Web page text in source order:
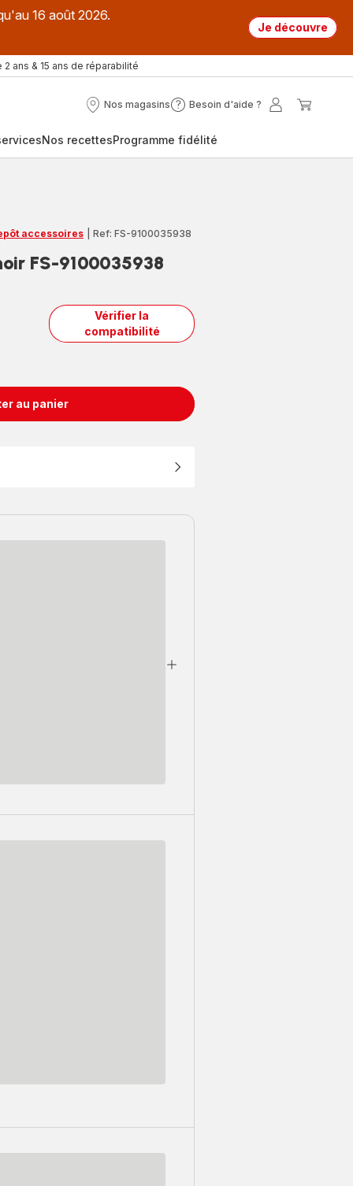
16 août 2026.
Je découvre
2 ans & 15 ans de réparabilité
Nos magasins
Nos
Besoin d'aide ?
Besoin
?
Mon
Nos recettesProgramme fidélité
accessoires Ref: FS-9100035938
FS-9100035938
Vérifier la
compatibilité
au panier